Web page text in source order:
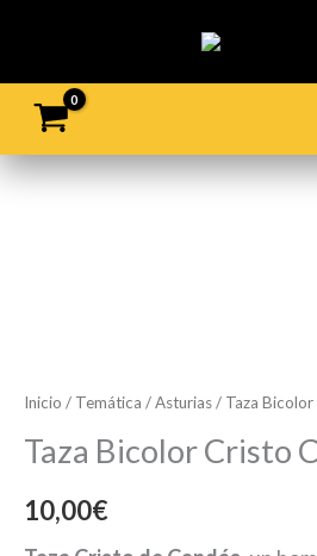
contenido
Inicio / Temática /Asturias/ Taza Bicolor
Taza Bicolor Cristo
10,00€